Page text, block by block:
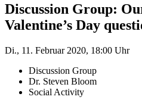
Discussion Group:
Valentine’s Day
Di., 11. Februar 2020, 18:00 Uhr
Discussion Group
Dr. Steven Bloom
Social Activity